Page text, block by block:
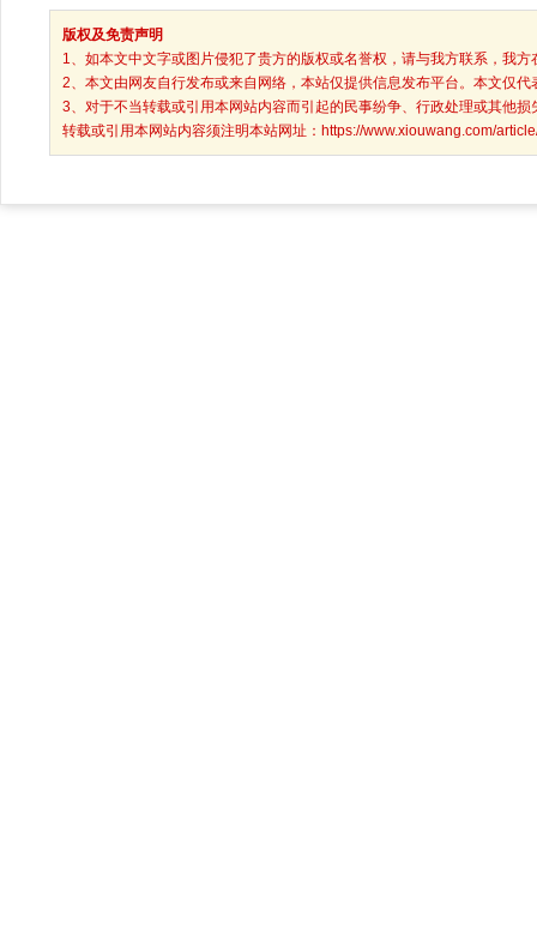
版权及免责声明
1、如本文中文字或图片侵犯了贵方的版权或名誉权，请与我方联系，我
2、本文由网友自行发布或来自网络，本站仅提供信息发布平台。本文仅
3、对于不当转载或引用本网站内容而引起的民事纷争、行政处理或其他
转载或引用本网站内容须注明本站网址：https://www.xiouwang.com/